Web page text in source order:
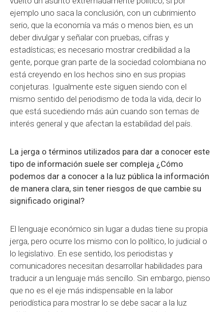
ejemplo uno saca la conclusión, con un cubrimiento
serio, que la economía va más o menos bien, es un
deber divulgar y señalar con pruebas, cifras y
estadísticas; es necesario mostrar credibilidad a la
gente, porque gran parte de la sociedad colombiana no
está creyendo en los hechos sino en sus propias
conjeturas. Igualmente este siguen siendo con el
mismo sentido del periodismo de toda la vida, decir lo
que está sucediendo más aún cuando son temas de
interés general y que afectan la estabilidad del país.
La jerga o términos utilizados para dar a conocer este
tipo de información suele ser compleja ¿Cómo
podemos dar a conocer a la luz pública la información
de manera clara, sin tener riesgos de que cambie su
significado original?
El lenguaje económico sin lugar a dudas tiene su propia
jerga, pero ocurre los mismo con lo político, lo judicial o
lo legislativo. En ese sentido, los periodistas y
comunicadores necesitan desarrollar habilidades para
traducir a un lenguaje más sencillo. Sin embargo, pienso
que no es el eje más indispensable en la labor
periodística para mostrar lo se debe sacar a la luz